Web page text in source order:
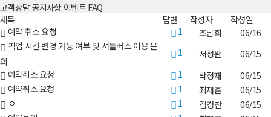
고객상담 공지사항 이벤트 FAQ
제목
답변 작성자
작성일
예약 취소 요청
1 조남희
06/16
픽업 시간 변경 가능 여부 및 셔틀버스 이용 문
의
1 서정완
06/15
예약취소 요청
1 박정재
06/15
예약취소 요청
1 최재훈
06/15
ㅇ
1 김경찬
06/15